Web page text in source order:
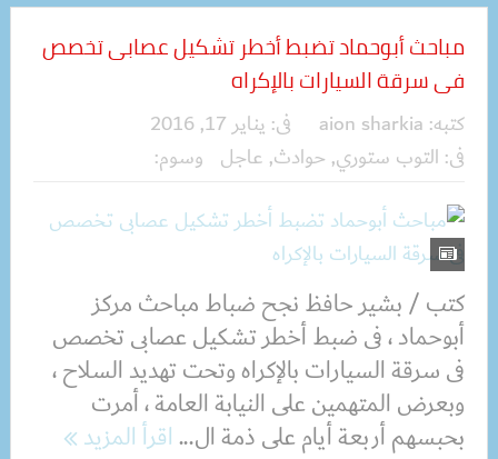
مباحث أبوحماد تضبط أخطر تشكيل عصابى تخصص
فى سرقة السيارات بالإكراه
كتبه: aion sharkia فى: يناير 17, 2016
فى: التوب ستوري, حوادث, عاجل وسوم:
كتب / بشير حافظ نجح ضباط مباحث مركز
أبوحماد ، فى ضبط أخطر تشكيل عصابى تخصص
فى سرقة السيارات بالإكراه وتحت تهديد السلاح ،
وبعرض المتهمين على النيابة العامة ، أمرت
بحبسهم أربعة أيام على ذمة ال...اقرأ المزيد